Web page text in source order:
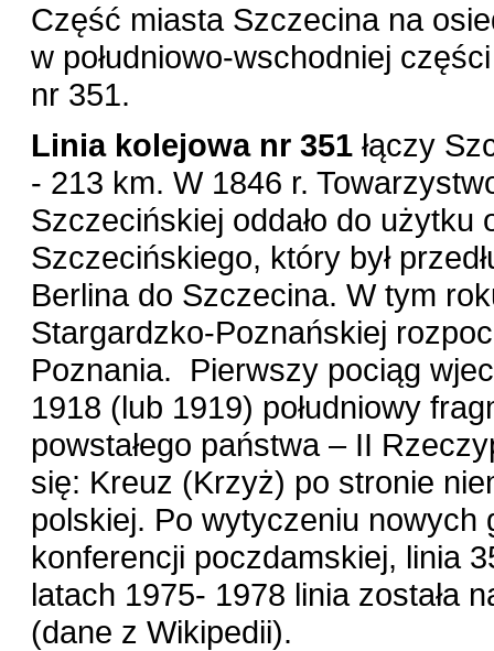
Część miasta Szczecina na
w południowo-wschodniej
nr 351.
Linia kolejowa nr 351 łączy
- 213 km. W 1846 r.
Szczecińskiej oddało do
Szczecińskiego, który był
Berlina do Szczecina. W tym
Stargardzko-Poznańskiej
Poznania. Pierwszy pociąg
1918 (lub 1919) południowy
powstałego państwa – II
się: Kreuz (Krzyż) po stronie
polskiej. Po wytyczeniu nowych
konferencji poczdamskiej, linia
latach 1975- 1978 linia została
(dane z Wikipedii).